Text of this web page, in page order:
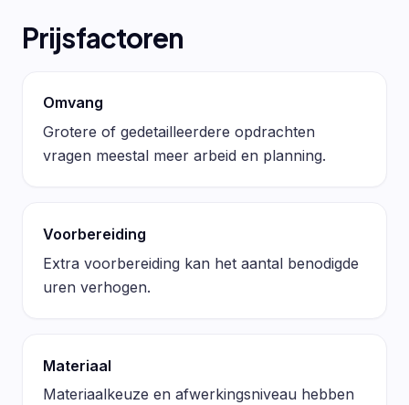
Prijsfactoren
Omvang
Grotere of gedetailleerdere opdrachten
vragen meestal meer arbeid en planning.
Voorbereiding
Extra voorbereiding kan het aantal benodigde
uren verhogen.
Materiaal
Materiaalkeuze en afwerkingsniveau hebben